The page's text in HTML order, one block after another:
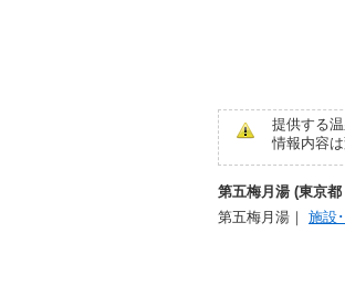
提供する
情報内容
第五梅月湯 (東京
第五梅月湯 ｜ 施設